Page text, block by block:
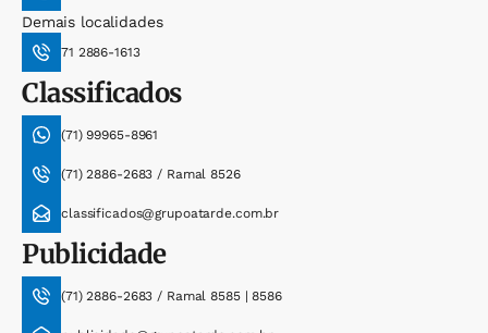
Demais localidades
71 2886-1613
Classificados
(71) 99965-8961
(71) 2886-2683 / Ramal 8526
classificados@grupoatarde.com.br
Publicidade
(71) 2886-2683 / Ramal 8585 | 8586